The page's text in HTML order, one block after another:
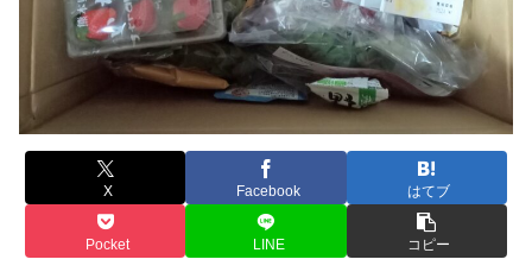
X Facebook はてブ
Pocket LINE コピー